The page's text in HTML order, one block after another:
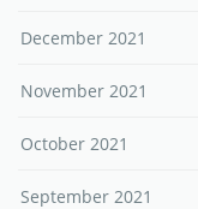
December 2021
November 2021
October 2021
September 2021